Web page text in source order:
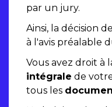
par un jury.
Ainsi, la décision
à l'avis préalable
Vous avez droit à
intégrale de
tous les